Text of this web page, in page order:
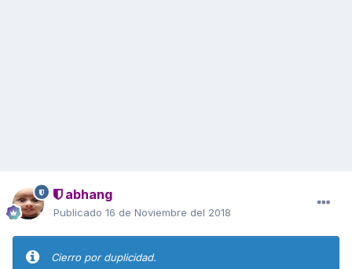
abhang
Publicado 16 de Noviembre del 2018
Cierro por duplicidad.